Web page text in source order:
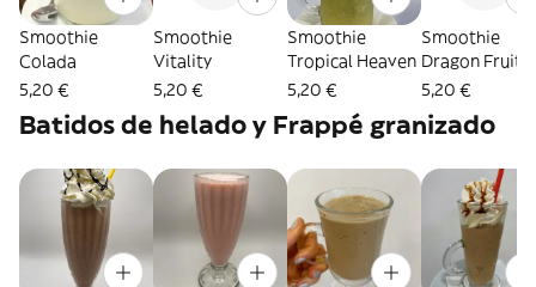
Smoothie
Colada
5,20 €
Smoothie
Vitality
5,20 €
Smoothie
Tropical Heaven
5,20 €
Smoothie
Dragon Fruit
5,20 €
Batidos de helado y Frappé granizado